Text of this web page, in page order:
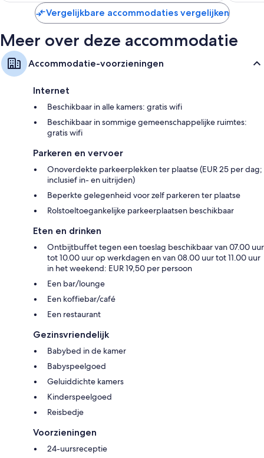
Vergelijkbare accommodaties vergelijken
Meer over deze accommodatie
Accommodatie-voorzieningen
Internet
Beschikbaar in alle kamers: gratis wifi
Beschikbaar in sommige gemeenschappelijke ruimtes:
gratis wifi
Parkeren en vervoer
Onoverdekte parkeerplekken ter plaatse (EUR 25 per dag;
inclusief in- en uitrijden)
Beperkte gelegenheid voor zelf parkeren ter plaatse
Rolstoeltoegankelijke parkeerplaatsen beschikbaar
Eten en drinken
Ontbijtbuffet tegen een toeslag beschikbaar van 07.00 uur
tot 10.00 uur op werkdagen en van 08.00 uur tot 11.00 uur
in het weekend: EUR 19,50 per persoon
Een bar/lounge
Een koffiebar/café
Een restaurant
Gezinsvriendelijk
Babybed in de kamer
Babyspeelgoed
Geluiddichte kamers
Kinderspeelgoed
Reisbedje
Voorzieningen
24-uursreceptie